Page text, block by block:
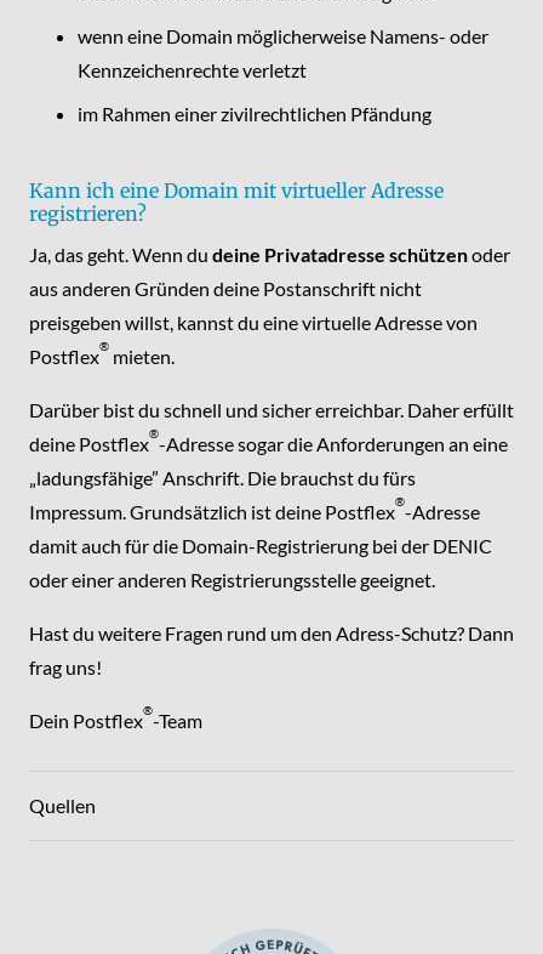
wenn eine Domain möglicherweise Namens- oder
Kennzeichenrechte verletzt
im Rahmen einer zivilrechtlichen Pfändung
Kann ich eine Domain mit virtueller Adresse
registrieren?
Ja, das geht. Wenn du deine Privatadresse schützenoder
aus anderen Gründen deine Postanschrift nicht
preisgeben willst, kannst du eine virtuelle Adresse von
Postflex® mieten.
Darüber bist du schnell und sicher erreichbar. Daher erfüllt
deine Postflex®-Adresse sogar die Anforderungen an eine
„ladungsfähige” Anschrift. Die brauchst du fürs
Impressum. Grundsätzlich ist deine Postflex®-Adresse
damit auch für die Domain-Registrierung bei der DENIC
oder einer anderen Registrierungsstelle geeignet.
Hast du weitere Fragen rund um den Adress-Schutz? Dann
frag uns!
Dein Postflex®-Team
Quellen